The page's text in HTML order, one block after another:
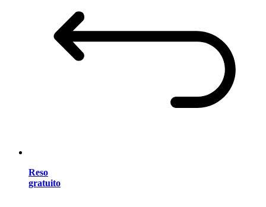
Reso
gratuito